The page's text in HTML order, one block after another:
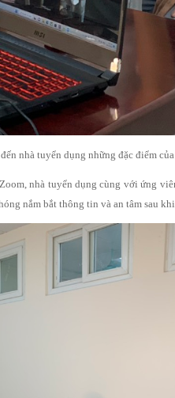
nhà tuyển dụng những đặc điểm
nhà tuyển dụng cùng với ứng
nắm bắt thông tin và an tâm sau